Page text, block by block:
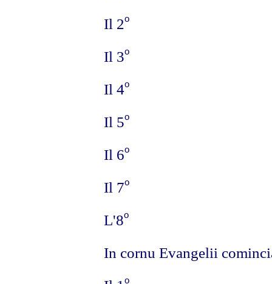
Il 2o
Il 3o
Il 4o
Il 5o
Il 6o
Il 7o
L'8o
In cornu Evangelii
o